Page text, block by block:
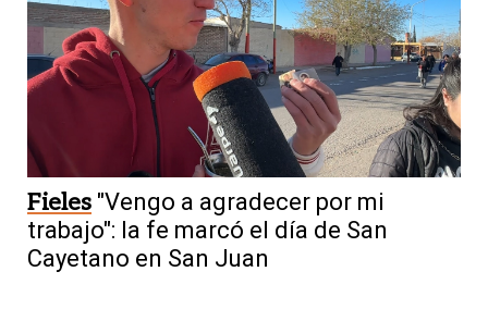
Fieles "Vengo a agradecer por mi
trabajo": la fe marcó el día de San
Cayetano en San Juan